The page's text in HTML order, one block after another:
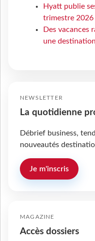
Hyatt publie
trimestre 2026
Des vacances
une
NEWSLETTER
La quotidienne
Débrief business,
nouveautés
Je m'inscris
MAGAZINE
Accès dossiers